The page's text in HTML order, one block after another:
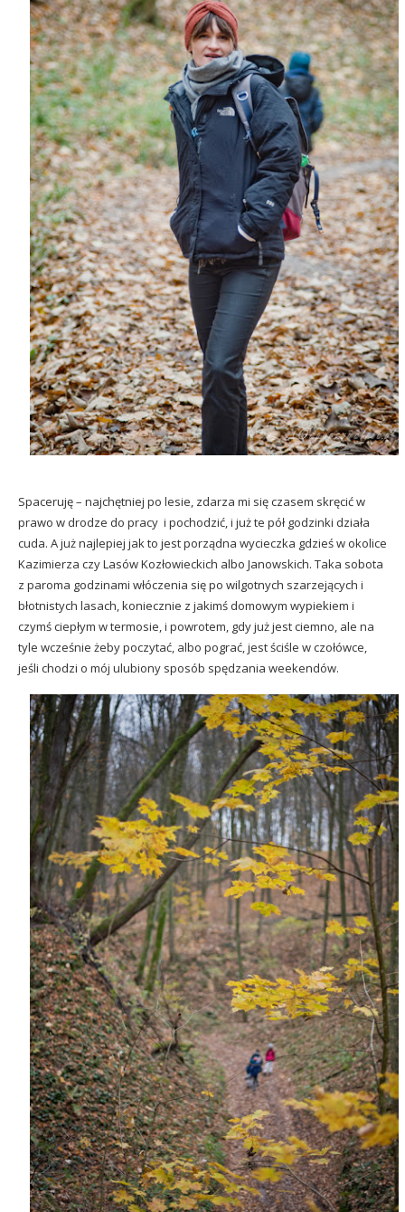
Spaceruję – najchętniej po lesie, zdarza mi się czasem skręcić w
prawo w drodze do pracy i pochodzić, i już te pół godzinki działa
cuda. A już najlepiej jak to jest porządna wycieczka gdzieś w okolice
Kazimierza czy Lasów Kozłowieckich albo Janowskich. Taka sobota
z paroma godzinami włóczenia się po wilgotnych szarzejących i
błotnistych lasach, koniecznie z jakimś domowym wypiekiem i
czymś ciepłym w termosie, i powrotem, gdy już jest ciemno, ale na
tyle wcześnie żeby poczytać, albo pograć, jest ściśle w czołówce,
jeśli chodzi o mój ulubiony sposób spędzania weekendów.